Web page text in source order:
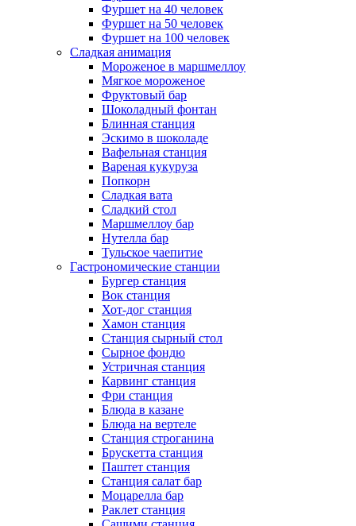
Фуршет на 40 человек
Фуршет на 50 человек
Фуршет на 100 человек
Сладкая анимация
Мороженое в маршмеллоу
Мягкое мороженое
Фруктовый бар
Шоколадный фонтан
Блинная станция
Эскимо в шоколаде
Вафельная станция
Вареная кукуруза
Попкорн
Сладкая вата
Сладкий стол
Маршмеллоу бар
Нутелла бар
Тульское чаепитие
Гастрономические станции
Бургер станция
Вок станция
Хот-дог станция
Хамон станция
Станция сырный стол
Сырное фондю
Устричная станция
Карвинг станция
Фри станция
Блюда в казане
Блюда на вертеле
Станция строганина
Брускетта станция
Паштет станция
Станция салат бар
Моцарелла бар
Раклет станция